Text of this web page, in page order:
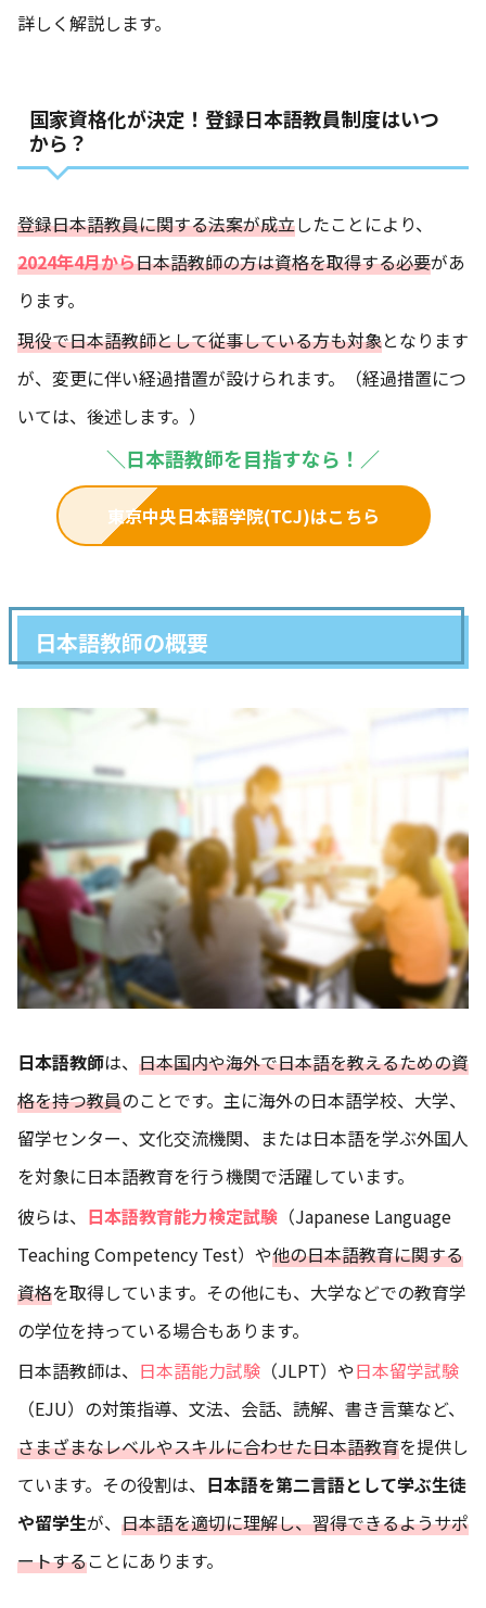
詳しく解説します。
国家資格化が決定！登録日本語教員制度はいつ
から？
登録日本語教員に関する法案が成立したことにより、
2024年4月から日本語教師の方は資格を取得する必要があ
ります。
現役で日本語教師として従事している方も対象となります
が、変更に伴い経過措置が設けられます。（経過措置につ
いては、後述します。）
＼日本語教師を目指すなら！／
東京中央日本語学院(TCJ)はこちら
日本語教師の概要
日本語教師は、 日本国内や海外で日本語を教えるための資
格を持つ教員のことです。主に海外の日本語学校、大学、
留学センター、文化交流機関、または日本語を学ぶ外国人
を対象に日本語教育を行う機関で活躍しています。
彼らは、 日本語教育能力検定試験 （Japanese Language
Teaching Competency Test）や他の日本語教育に関する
資格を取得しています。その他にも、大学などでの教育学
の学位を持っている場合もあります。
日本語教師は、 日本語能力試験 （JLPT）や日本留学試験
（EJU）の対策指導、文法、会話、読解、書き言葉など、
さまざまなレベルやスキルに合わせた日本語教育を提供し
ています。その役割は、 日本語を第二言語として学ぶ生徒
や留学生が、 日本語を適切に理解し、習得できるようサポ
ートすることにあります。